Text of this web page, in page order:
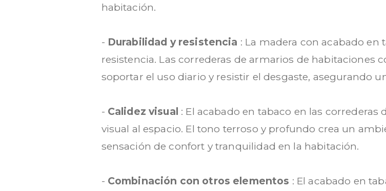
habitación.
- Durabilidad y resistencia : La madera con acabado
resistencia. Las correderas de armarios de habitaciones
soportar el uso diario y resistir el desgaste, asegurando
- Calidez visual : El acabado en tabaco en las
visual al espacio. El tono terroso y profundo crea un
sensación de confort y tranquilidad en la habitación.
- Combinación con otros elementos : El acabado en